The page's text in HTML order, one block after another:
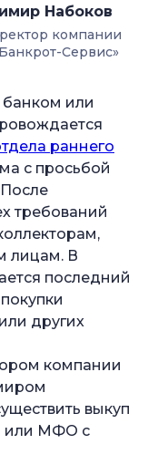
договору
у судебных
долга
на все типы
Набоков
компании
Сервис»
или
раннего
с просьбой
требований
лицам. В
последний
других
компании
выкуп
или МФО с